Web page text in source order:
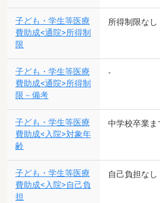
子ども・学生等医療
費助成<通院>所得制
限
所得制限なし
子ども・学生等医療
費助成<通院>所得制
限－備考
-
子ども・学生等医療
費助成<入院>対象年
齢
中学校卒業ま
子ども・学生等医療
費助成<入院>自己負
担
自己負担なし